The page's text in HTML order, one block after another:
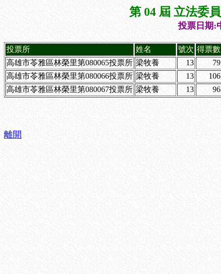
第 04 屆 立法委
投票日期:
投票所 姓名 號次 得票數
高雄市苓雅區林榮里第080065投票所 梁牧養 13
79
高雄市苓雅區林榮里第080066投票所 梁牧養 13
106
高雄市苓雅區林榮里第080067投票所 梁牧養 13 96
離開